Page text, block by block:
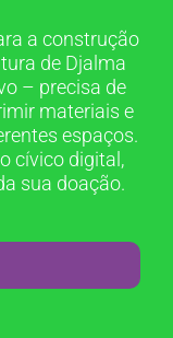
a construção
de Djalma
– precisa de
materiais e
espaços.
cívico digital,
sua doação.